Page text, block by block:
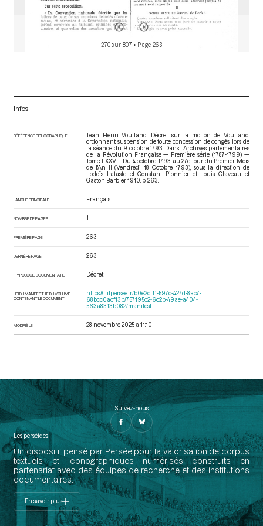
270 sur 807 • Page 263
Infos
RÉFÉRENCE BIBLIOGRAPHIQUE
Jean Henri Voulland. Décret, sur la motion de Voulland,
ordonnant suspension de toute concession de congés, lors de
la séance du 9 octobre 1793. Dans : Archives parlementaires
de la Révolution Française — Première série (1787-1799) —
Tome LXXVI - Du 4 octobre 1793 au 27e jour du Premier Mois
de l'An II (Vendredi 18 Octobre 1793), sous la direction de
Lodoïs Lataste et Constant Pionnier et Louis Claveau et
Gaston Barbier. 1910. p. 263.
LANGUE PRINCIPALE Français
NOMBRE DE PAGES 1
PREMIÈRE PAGE 263
DERNIÈRE PAGE 263
TYPOLOGIE DOCUMENTAIRE Décret
URI DU MANIFEST IIIF DU VOLUME
CONTENANT LE DOCUMENT
https://iiif.persee.fr/b0e2cf11-597c-427d-8ac7-
68bcc0acf13b/757195c2-6c2b-49ae-a404-
563a8313b082/manifest
MODIFIÉ LE 28 novembre 2025 à 11:10
Suivez-nous
Les perséides
Un dispositif pensé par Persée pour la valorisation de corpus
textuels et iconographiques numérisés construits en
partenariat avec des équipes de recherche et des institutions
documentaires.
En savoir plus